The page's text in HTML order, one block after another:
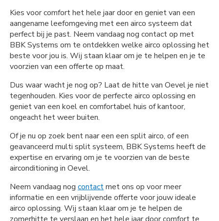
Kies voor comfort het hele jaar door en geniet van een
aangename leefomgeving met een airco systeem dat
perfect bij je past. Neem vandaag nog contact op met
BBK Systems om te ontdekken welke airco oplossing het
beste voor jou is. Wij staan klaar om je te helpen en je te
voorzien van een offerte op maat.
Dus waar wacht je nog op? Laat de hitte van Oevel je niet
tegenhouden. Kies voor de perfecte airco oplossing en
geniet van een koel en comfortabel huis of kantoor,
ongeacht het weer buiten.
Of je nu op zoek bent naar een een split airco, of een
geavanceerd multi split systeem, BBK Systems heeft de
expertise en ervaring om je te voorzien van de beste
airconditioning in Oevel.
Neem vandaag nog contactmet ons op voor meer
informatie en een vrijblijvende offerte voor jouw ideale
airco oplossing. Wij staan klaar om je te helpen de